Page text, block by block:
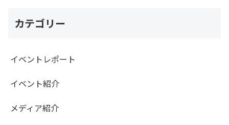
カテゴリー
イベントレポート
イベント紹介
メディア紹介